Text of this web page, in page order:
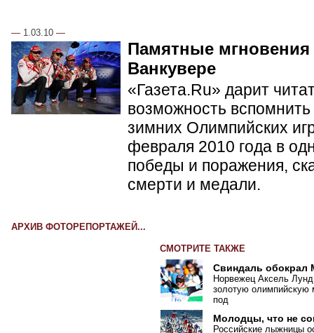
— 1.03.10 —
Памятные
Ванкувере
«Газета.Ru» дарит
возможность
зимних Олимпийских
февраля 2010 года в
победы и поражения,
смерти и медали.
АРХИВ ФОТОРЕПОРТАЖЕЙ...
СМОТРИТЕ ТАКЖЕ
Свиндаль обокрал
Норвежец Аксель
золотую олимпийскую
под
Молодцы, что не
Российские лыжницы